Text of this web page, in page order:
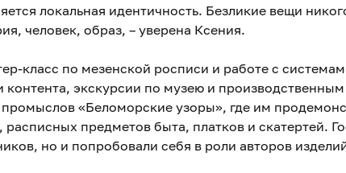
локальная идентичность. Безликие вещи
человек, образ, – уверена Ксения.
класс по мезенской росписи и работе с
контента, экскурсии по музею и
«Беломорские узоры», где им
предметов быта, платков и скатертей.
но и попробовали себя в роли авторов